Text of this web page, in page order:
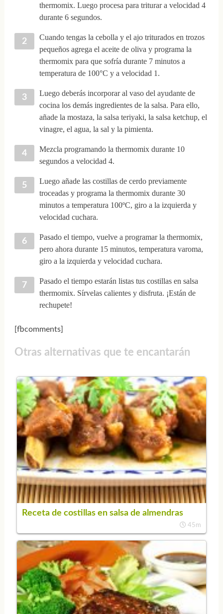
thermomix. Luego procesa para triturar a velocidad 4
durante 6 segundos.
Cuando tengas la cebolla y el ajo triturados en trozos
pequeños agrega el aceite de oliva y programa la
thermomix para que sofría durante 7 minutos a
temperatura de 100°C y a velocidad 1.
Luego deberás incorporar al vaso del ayudante de
cocina los demás ingredientes de la salsa. Para ello,
añade la mostaza, la salsa teriyaki, la salsa ketchup, el
vinagre, el agua, la sal y la pimienta.
Mezcla programando la thermomix durante 10
segundos a velocidad 4.
Luego añade las costillas de cerdo previamente
troceadas y programa la thermomix durante 30
minutos a temperatura 100ºC, giro a la izquierda y
velocidad cuchara.
Pasado el tiempo, vuelve a programar la thermomix,
pero ahora durante 15 minutos, temperatura varoma,
giro a la izquierda y velocidad cuchara.
Pasado el tiempo estarán listas tus costillas en salsa
thermomix. Sírvelas calientes y disfruta. ¡Están de
rechupete!
[fbcomments]
Otras alternativas que te encantarán
Receta de costillas en salsa de almendras
45m